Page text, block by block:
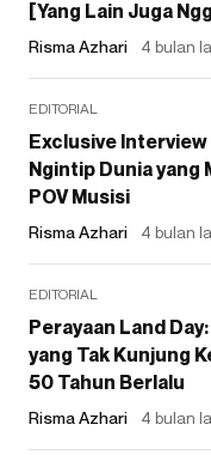
[Yang Lain Juga
Risma Azhari 4 bulan
EDITORIAL
Exclusive
Ngintip Dunia yang
POV Musisi
Risma Azhari 4 bulan
EDITORIAL
Perayaan Land
yang Tak Kunjung
50 Tahun Berlalu
Risma Azhari 4 bulan